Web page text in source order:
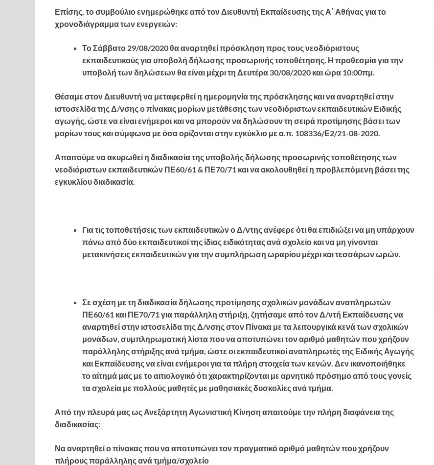
Επίσης, το συμβούλιο ενημερώθηκε από τον Διευθυντή Εκπαίδευσης της Α΄ Αθήνας για το
χρονοδιάγραμμα των ενεργειών:
Το Σάββατο 29/08/2020 θα αναρτηθεί πρόσκληση προς τους νεοδιόριστους
εκπαιδευτικούς για υποβολή δήλωσης προσωρινής τοποθέτησης. Η προθεσμία για την
υποβολή των δηλώσεων θα είναι μέχρι τη Δευτέρα 30/08/2020 και ώρα 10:00πμ.
Θέσαμε στον Διευθυντή να μεταφερθεί η ημερομηνία της πρόσκλησης και να αναρτηθεί στην
ιστοσελίδα της Δ/νσης ο πίνακας μορίων μετάθεσης των νεοδιόριστων εκπαιδευτικών Ειδικής
αγωγής, ώστε να είναι ενήμεροι και να μπορούν να δηλώσουν τη σειρά προτίμησης βάσει των
μορίων τους και σύμφωνα με όσα ορίζονται στην εγκύκλιο με α.π. 108336/Ε2/21-08-2020.
Απαιτούμε να ακυρωθεί η διαδικασία της υποβολής δήλωσης προσωρινής τοποθέτησης των
νεοδιόριστων εκπαιδευτικών ΠΕ60/61 & ΠΕ70/71 και να ακολουθηθεί η προβλεπόμενη βάσει της
εγκυκλίου διαδικασία.
Για τις τοποθετήσεις των εκπαιδευτικών ο Δ/ντης ανέφερε ότι θα επιδιώξει να μη υπάρχουν
πάνω από δύο εκπαιδευτικοί της ίδιας ειδικότητας ανά σχολείο και να μη γίνονται
μετακινήσεις εκπαιδευτικών για την συμπλήρωση ωραρίου μέχρι και τεσσάρων ωρών.
Σε σχέση με τη διαδικασία δήλωσης προτίμησης σχολικών μονάδων αναπληρωτών
ΠΕ60/61 και ΠΕ70/71 για παράλληλη στήριξη, ζητήσαμε από τον Δ/ντή Εκπαίδευσης να
αναρτηθεί στην ιστοσελίδα της Δ/νσης στον Πίνακα με τα λειτουργικά κενά των σχολικών
μονάδων, συμπληρωματική λίστα που να αποτυπώνει τον αριθμό μαθητών που χρήζουν
παράλληλης στήριξης ανά τμήμα, ώστε οι εκπαιδευτικοί αναπληρωτές της Ειδικής Αγωγής
και Εκπαίδευσης να είναι ενήμεροι για τα πλήρη στοιχεία των κενών. Δεν ικανοποιήθηκε
το αίτημά μας με το αιτιολογικό ότι χαρακτηρίζονται με αρνητικό πρόσημο από τους γονείς
τα σχολεία με πολλούς μαθητές με μαθησιακές δυσκολίες ανά τμήμα.
Από την πλευρά μας ως Ανεξάρτητη Αγωνιστική Κίνηση απαιτούμε την πλήρη διαφάνεια της
διαδικασίας:
Να αναρτηθεί οπίνακας που να αποτυπώνει τον πραγματικό αριθμό μαθητών που χρήζουν
πλήρους παράλληλης ανά τμήμα/σχολείο